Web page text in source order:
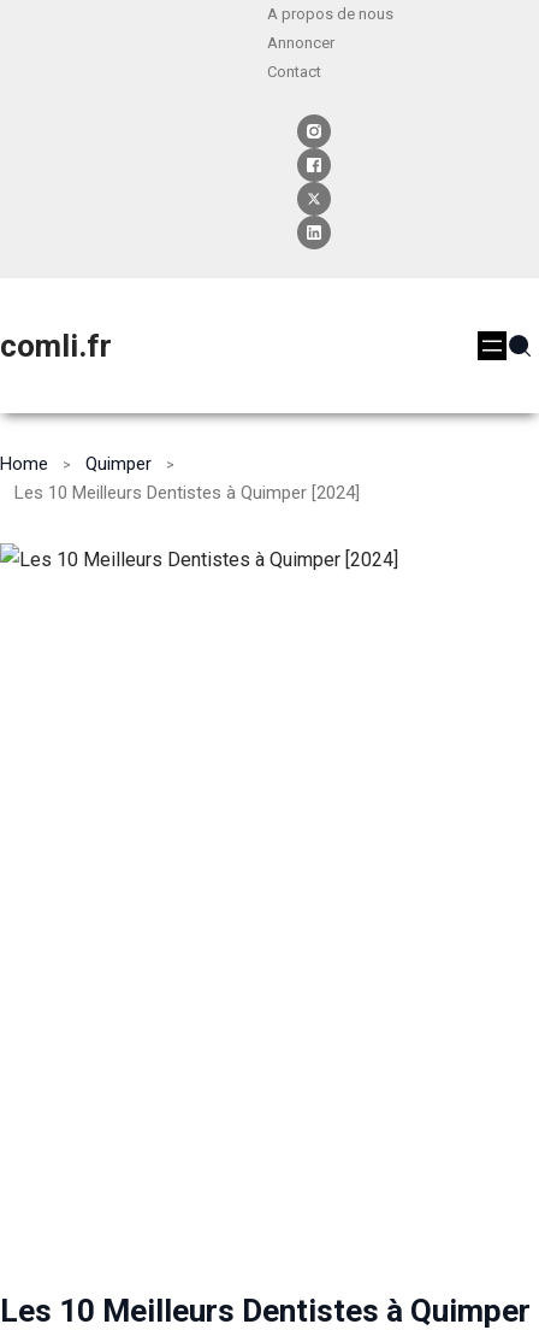
A propos de nous
Annoncer
Contact
comli.fr
Home
Quimper
Les 10 Meilleurs Dentistes à Quimper [2024]
Les 10 Meilleurs Dentistes à Quimper